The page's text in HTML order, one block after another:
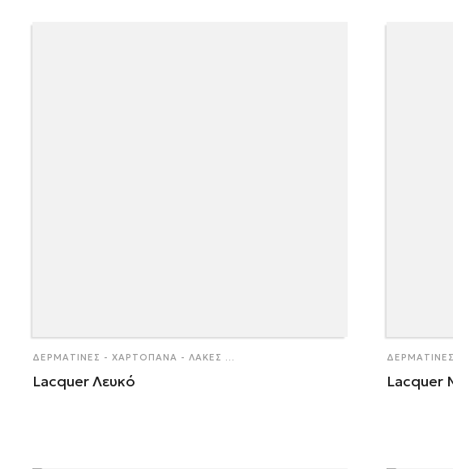
ΔΕΡΜΑΤΊΝΕΣ - ΧΑΡΤΌΠΑΝΑ - ΛΆΚΕΣ ...
Lacquer Λευκό Lacquer